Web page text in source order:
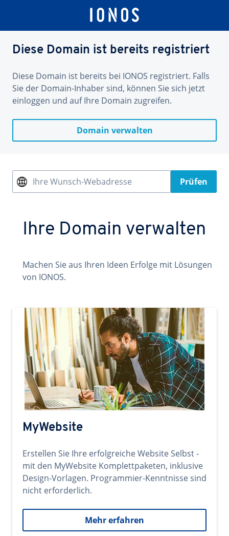
Diese Domain ist bereits registriert
Diese Domain ist bereits bei IONOS registriert. Falls
Sie der Domain-Inhaber sind, können Sie sich jetzt
einloggen und auf Ihre Domain zugreifen.
Domain verwalten
Ihre Wunsch-Webadresse Prüfen
Ihre Domain verwalten
Machen Sie aus Ihren Ideen Erfolge mit Lösungen
von IONOS.
MyWebsite
Erstellen Sie Ihre erfolgreiche Website Selbst -
mit den MyWebsite Komplettpaketen, inklusive
Design-Vorlagen. Programmier-Kenntnisse sind
nicht erforderlich.
Mehr erfahren